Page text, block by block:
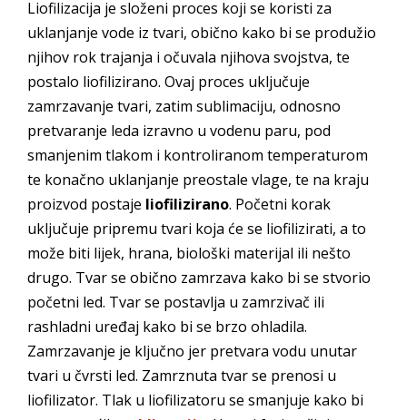
Liofilizacija je složeni proces koji se koristi za
uklanjanje vode iz tvari, obično kako bi se produžio
njihov rok trajanja i očuvala njihova svojstva, te
postalo liofilizirano. Ovaj proces uključuje
zamrzavanje tvari, zatim sublimaciju, odnosno
pretvaranje leda izravno u vodenu paru, pod
smanjenim tlakom i kontroliranom temperaturom
te konačno uklanjanje preostale vlage, te na kraju
proizvod postaje liofilizirano. Početni korak
uključuje pripremu tvari koja će se liofilizirati, a to
može biti lijek, hrana, biološki materijal ili nešto
drugo. Tvar se obično zamrzava kako bi se stvorio
početni led. Tvar se postavlja u zamrzivač ili
rashladni uređaj kako bi se brzo ohladila.
Zamrzavanje je ključno jer pretvara vodu unutar
tvari u čvrsti led. Zamrznuta tvar se prenosi u
liofilizator. Tlak u liofilizatoru se smanjuje kako bi